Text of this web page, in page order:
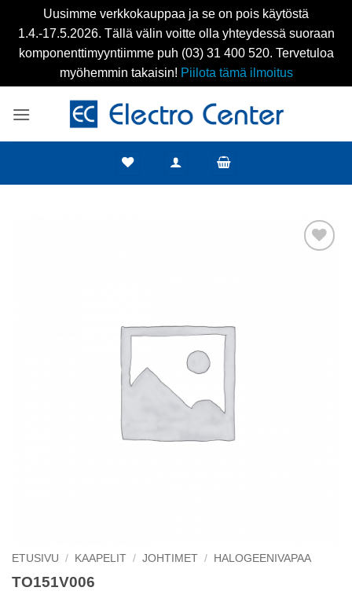
Uusimme verkkokauppaa ja se on pois käytöstä
1.4.-17.5.2026. Tällä välin voitte olla yhteydessä suoraan
komponenttimyyntiimme puh (03) 31 400 520. Tervetuloa
myöhemmin takaisin! Piilota tämä ilmoitus
ETUSIVU / KAAPELIT / JOHTIMET / HALOGEENIVAPAA
TO151V006